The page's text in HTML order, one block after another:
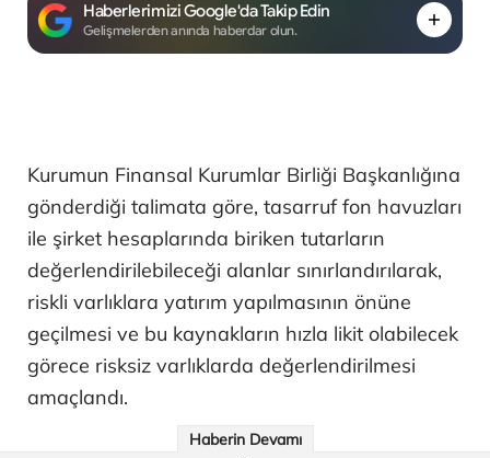
Haberlerimizi Google'da Takip Edin
Gelişmelerden anında haberdar olun.
Kurumun Finansal Kurumlar Birliği Başkanlığına
gönderdiği talimata göre, tasarruf fon havuzları
ile şirket hesaplarında biriken tutarların
değerlendirilebileceği alanlar sınırlandırılarak,
riskli varlıklara yatırım yapılmasının önüne
geçilmesi ve bu kaynakların hızla likit olabilecek
görece risksiz varlıklarda değerlendirilmesi
amaçlandı.
Haberin Devamı